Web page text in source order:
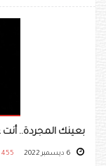
بعينك المجردة..
455